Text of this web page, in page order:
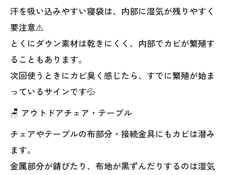
汗を吸い込みやすい寝袋は、内部に湿気が残りやすく
要注意⚠️
とくにダウン素材は乾きにくく、内部でカビが繁殖す
ることもあります。
次回使うときにカビ臭く感じたら、すでに繁殖が始ま
っているサインです💦
🪑 アウトドアチェア・テーブル
チェアやテーブルの布部分・接続金具にもカビは潜み
ます。
金属部分が錆びたり、布地が黒ずんだりするのは湿気